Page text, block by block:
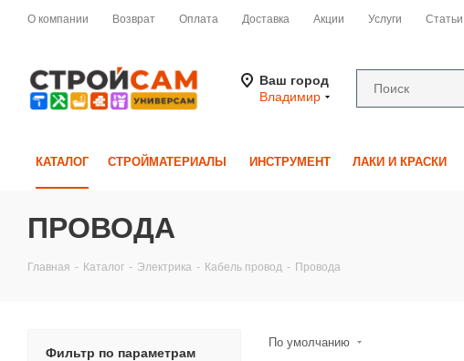
О компании Возврат Оплата Доставка Акции Услуги Статьи
Ваш город
Владимир
КАТАЛОГ СТРОЙМАТЕРИАЛЫ ИНСТРУМЕНТ ЛАКИ И КРАСКИ
ПРОВОДА
Главная - Каталог - Электрика - Кабель провод - Провода
По умолчанию
Фильтр по параметрам